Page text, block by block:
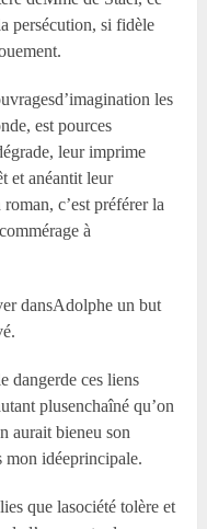
persécution, si fidèle
les
est pources
leur imprime
et anéantit leur
c’est préférer la
à
dansAdolphe un but
dangerde ces liens
plusenchaîné qu’on
aurait bieneu son
mon idéeprincipale.
que lasociété tolère et